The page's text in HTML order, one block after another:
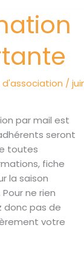
d'association /
par mail est
seront
toutes
fiche
la saison
ne rien
donc pas de
votre